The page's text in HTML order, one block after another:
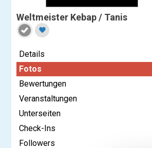
Weltmeister Kebap / Tanis
favorite
Details
Fotos
Bewertungen
Veranstaltungen
Unterseiten
Check-Ins
Followers